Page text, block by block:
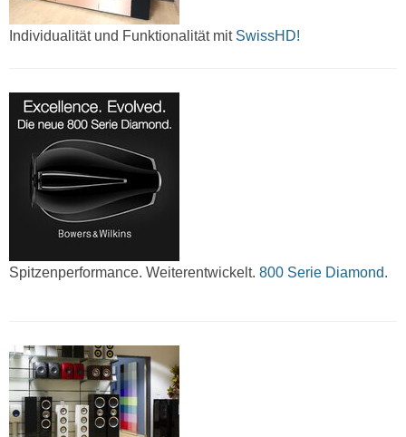
Individualität und Funktionalität mitSwissHD!
Spitzenperformance. Weiterentwickelt. 800 Serie Diamond.